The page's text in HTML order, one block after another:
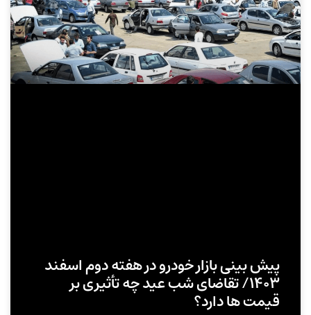
پیش‌ بینی بازار خودرو در هفته دوم اسفند
۱۴۰۳/ تقاضای شب عید چه تأثیری بر
قیمت‌ ها دارد؟